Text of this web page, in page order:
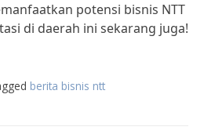
potensi bisnis NTT
di daerah ini sekarang juga!
berita bisnis ntt